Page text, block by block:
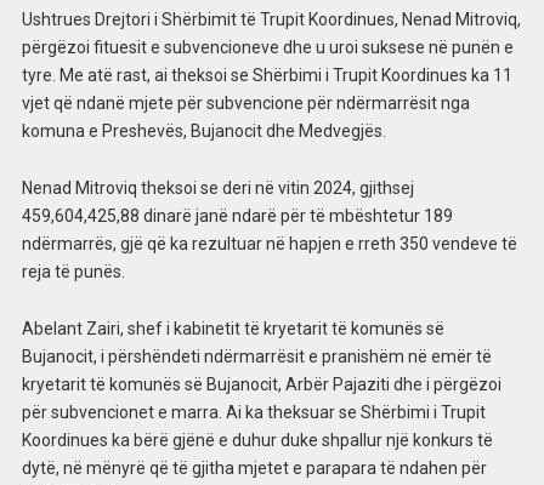
Ushtrues Drejtori i Shërbimit të Trupit Koordinues, Nenad Mitroviq,
përgëzoi fituesit e subvencioneve dhe u uroi suksese në punën e
tyre. Me atë rast, ai theksoi se Shërbimi i Trupit Koordinues ka 11
vjet që ndanë mjete për subvencione për ndërmarrësit nga
komuna e Preshevës, Bujanocit dhe Medvegjës.
Nenad Mitroviq theksoi se deri në vitin 2024, gjithsej
459,604,425,88 dinarë janë ndarë për të mbështetur 189
ndërmarrës, gjë që ka rezultuar në hapjen e rreth 350 vendeve të
reja të punës.
Abelant Zairi, shef i kabinetit të kryetarit të komunës së
Bujanocit, i përshëndeti ndërmarrësit e pranishëm në emër të
kryetarit të komunës së Bujanocit, Arbër Pajaziti dhe i përgëzoi
për subvencionet e marra. Ai ka theksuar se Shërbimi i Trupit
Koordinues ka bërë gjënë e duhur duke shpallur një konkurs të
dytë, në mënyrë që të gjitha mjetet e parapara të ndahen për